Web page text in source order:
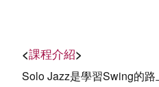
<課程介紹>
Solo Jazz是學習Swing的路